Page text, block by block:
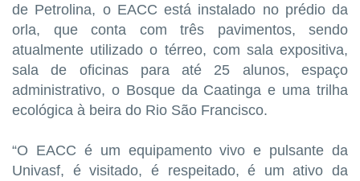
de Petrolina, o EACC está instalado no prédio da
orla, que conta com três pavimentos, sendo
atualmente utilizado o térreo, com sala expositiva,
sala de oficinas para até 25 alunos, espaço
administrativo, o Bosque da Caatinga e uma trilha
ecológica à beira do Rio São Francisco.
“O EACC é um equipamento vivo e pulsante da
Univasf, é visitado, é respeitado, é um ativo da